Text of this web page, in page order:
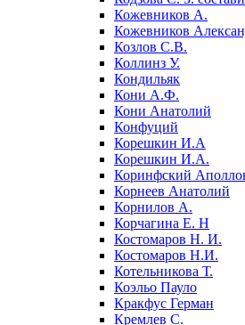
Кожевников А.
Кожевников
Козлов С.В.
Коллинз У.
Кондильяк
Кони А.Ф.
Кони Анатолий
Конфуций
Корешкин И.А
Корешкин И.А.
Коринфский
Корнеев Анатолий
Корнилов А.
Корчагина Е. Н
Костомаров Н. И.
Костомаров Н.И.
Котельникова Т.
Коэльо Пауло
Кракфус Герман
Кремлев С.